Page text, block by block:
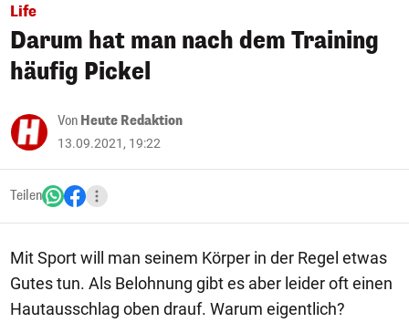
Life
Darum hat man nach dem Training
häufig Pickel
Von Heute Redaktion
13.09.2021, 19:22
Teilen
Mit Sport will man seinem Körper in der Regel etwas
Gutes tun. Als Belohnung gibt es aber leider oft einen
Hautausschlag oben drauf. Warum eigentlich?